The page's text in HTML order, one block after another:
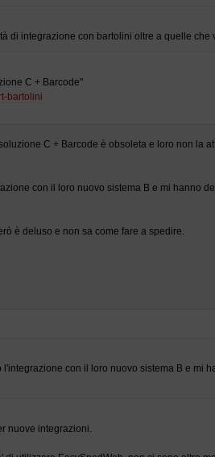
di integrazione con bartolini oltre a quelle
C + Barcode"
bartolini
C + Barcode è obsoleta e loro non la
con il loro nuovo sistema B e mi hanno
è deluso e non sa come fare a spedire.
con il loro nuovo sistema B e mi
nuove integrazioni.